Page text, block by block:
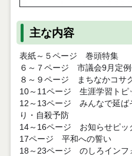
主な内容
表紙～５ページ 巻頭特集
６～７ページ 市議会9月定
８～９ページ まちなかコサ
10～11ページ 生涯学習トピ
12～13ページ みんなで延ば
り・自殺予防
14～16ページ お知らせピッ
17ページ 平和への誓い
18～23ページ のしろインフ